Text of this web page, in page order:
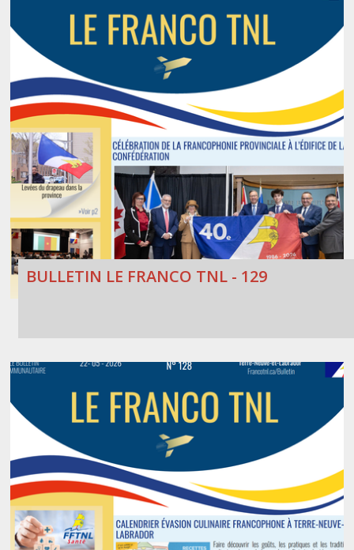
BULLETIN LE FRANCO TNL - 129